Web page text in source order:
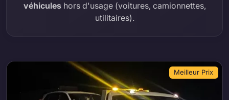
véhiculeshors d'usage (voitures, camionnettes,
utilitaires).
Meilleur Prix